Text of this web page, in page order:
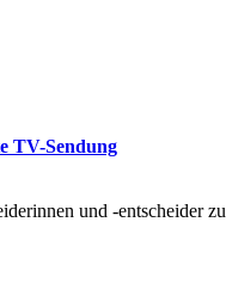
TV-Sendung
und -entscheider zu